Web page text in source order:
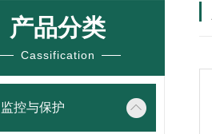
产品分类
Cassification
控与保护